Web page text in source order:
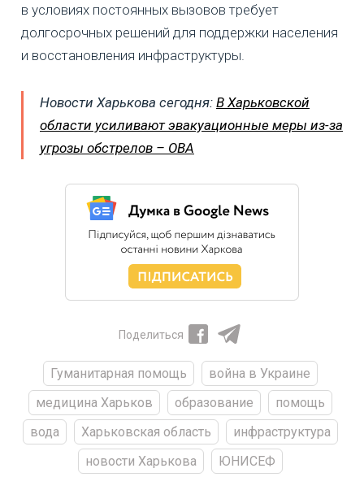
в условиях постоянных вызовов требует
долгосрочных решений для поддержки населения
и восстановления инфраструктуры.
Новости Харькова сегодня: В Харьковской
области усиливают эвакуационные меры из-за
угрозы обстрелов – ОВА
Поделиться
Гуманитарная помощь
война в Украине
медицина Харьков
образование
помощь
вода
Харьковская область
инфраструктура
новости Харькова
ЮНИСЕФ